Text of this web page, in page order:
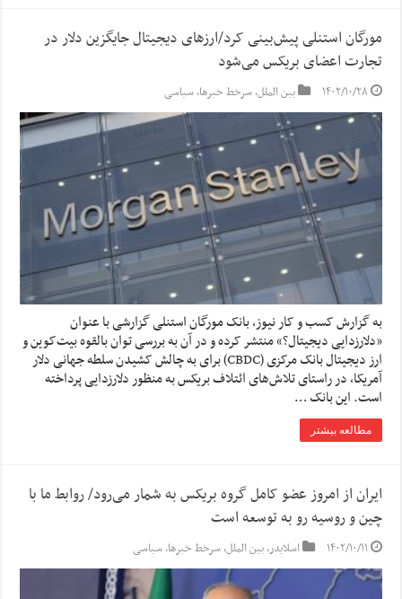
مورگان استنلی پیش‌بینی کرد/ارزهای دیجیتال جایگزین دلار در
تجارت اعضای بریکس می‌شود
۱۴۰۲/۱۰/۲۸ بین الملل,سرخط خبرها,سیاسی
به گزارش کسب و کار نیوز، بانک مورگان استنلی گزارشی با عنوان
«دلارزدایی دیجیتال؟» منتشر کرده و در آن به بررسی توان بالقوه بیت‌کوین و
ارز دیجیتال بانک مرکزی (CBDC) برای به چالش کشیدن سلطه جهانی دلار
آمریکا، در راستای تلاش‌های ائتلاف بریکس به منظور دلارزدایی پرداخته
است. این بانک …
مطالعه بیشتر
ایران از امروز عضو کامل گروه بریکس به شمار می‌رود/ روابط ما با
چین و روسیه رو به توسعه است
۱۴۰۲/۱۰/۱۱ اسلایدر,بین الملل,سرخط خبرها,سیاسی